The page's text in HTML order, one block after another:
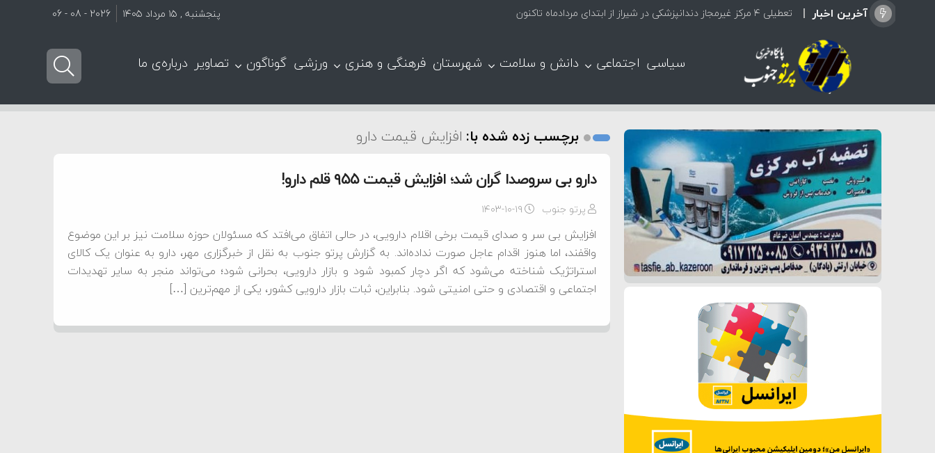
آخرین اخبار تعطیلی ۴ مرکز غیرمجاز دندانپزشکی در شیراز از ابتدای مردادماه تاکنون پنجشنبه , ۱۵ مرداد ۱۴۰۵ 2026 - 08 - 06
سیاسی اجتماعی دانش و سلامت شهرستان فرهنگی و هنری ورزشی گوناگون تصاویر درباره‌ی ما
برچسب زده شده با: افزایش قیمت دارو
دارو بی سروصدا گران شد؛ افزایش قیمت ۹۵۵ قلم دارو!
پرتو جنوب ۱۴۰۳-۱۰-۱۹
افزایش بی سر و صدای قیمت برخی اقلام دارویی، در حالی اتفاق می‌افتد که مسئولان حوزه سلامت نیز بر این موضوع
واقفند، اما هنوز اقدام عاجل صورت نداده‌اند. به گزارش پرتو جنوب به نقل از خبرگزاری مهر، دارو به عنوان یک کالای
استراتژیک شناخته می‌شود که اگر دچار کمبود شود و بازار دارویی، بحرانی شود؛ می‌تواند منجر به سایر تهدیدات
اجتماعی و اقتصادی و حتی امنیتی شود. بنابراین، ثبات بازار دارویی کشور، یکی از مهم‌ترین […]